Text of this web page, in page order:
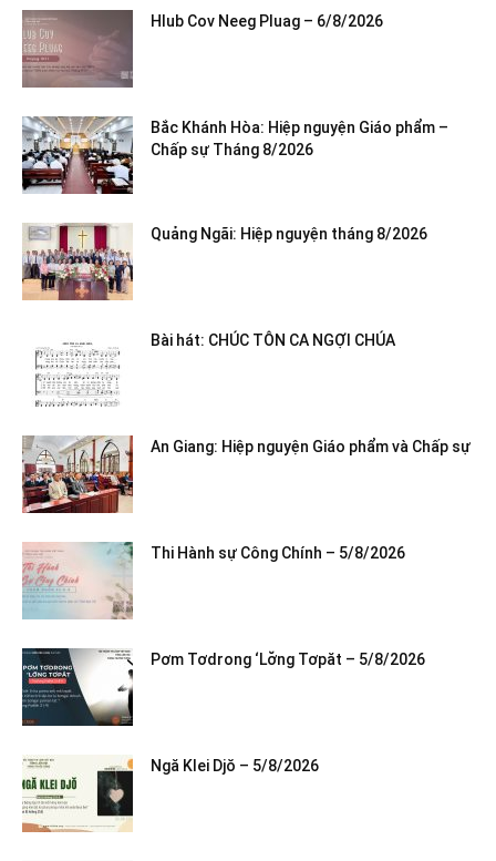
Hlub Cov Neeg Pluag – 6/8/2026
Bắc Khánh Hòa: Hiệp nguyện Giáo phẩm –
Chấp sự Tháng 8/2026
Quảng Ngãi: Hiệp nguyện tháng 8/2026
Bài hát: CHÚC TÔN CA NGỢI CHÚA
An Giang: Hiệp nguyện Giáo phẩm và Chấp sự
Thi Hành sự Công Chính – 5/8/2026
Pơm Tơdrong ‘Lơ̆ng Tơpăt – 5/8/2026
Ngă Klei Djŏ – 5/8/2026